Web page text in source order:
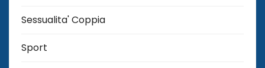
Sessualita' Coppia
Sport